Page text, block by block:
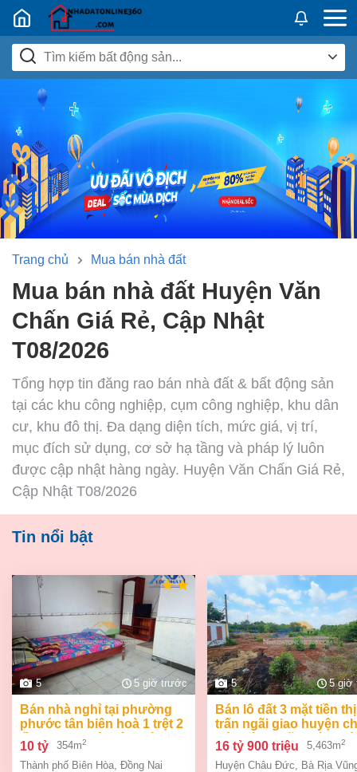
Nhadatban24h.vn
Trang chủ Mua bán nhà đất
Mua bán nhà đất Huyện Văn
Chấn Giá Rẻ, Cập Nhật
T08/2026
Tổng hợp tin đăng rao bán nhà đất & bất động sản
tại các khu công nghiệp, cụm công nghiệp, khu dân
cư, khu đô thị. Đa dạng diện tích, mức giá, vị trí,
mục đích sử dụng, cơ sở hạ tầng và pháp lý luôn
được cập nhật hàng ngày. Huyện Văn Chấn Giá Rẻ,
Cập Nhật T08/2026
Tin nổi bật
5 5 giờ trước
bán nhà nghỉ tại phường
phước tân biên hoà 1 trệt 2
lầu 354m2 giá chỉ 10 tỷ
10 tỷ 354m2
Thành phố Biên Hòa Đồng Nai
5 5 giờ
bán lô đất 3 mặt tiền thị
trấn ngãi giao huyện
đức bà rịa vũng tàu giá
tỷ 9
16 tỷ 900 triệu 5,463m2
Huyện Châu Đức Bà Rịa